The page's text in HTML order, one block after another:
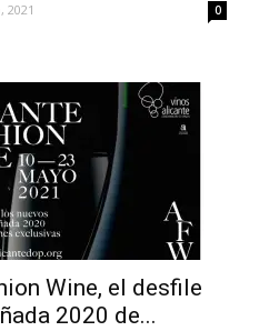
2021 0
Wine, el desfile
2020 de...